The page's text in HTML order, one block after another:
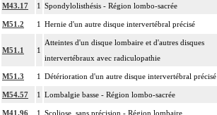
M43.17 1 Spondylolisthésis - Région lombo-sacrée
M51.2 1 Hernie d'un autre disque intervertébral précisé
M51.1 1
Atteintes d'un disque lombaire et d'autres disques
intervertébraux avec radiculopathie
M51.3 1 Détérioration d'un autre disque intervertébral précisé
M54.57 1 Lombalgie basse - Région lombo-sacrée
M41.96 1 Scoliose, sans précision - Région lombaire